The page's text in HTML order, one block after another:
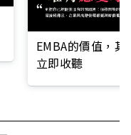
EMBA的價值，
立即收聽